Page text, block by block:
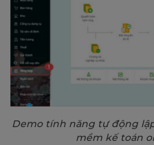
Demo tính năng tự động
mềm kế toán